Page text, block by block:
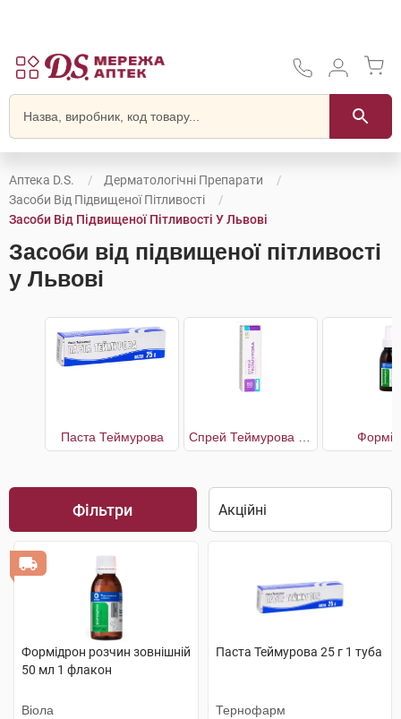
Аптека D.S.
Дерматологічні Препарати
Засоби Від Підвищеної Пітливості
Засоби Від Підвищеної Пітливості У Львові
Засоби від підвищеної пітливості
у Львові
Паста Теймурова
Фільтри
Формідрон розчин зовнішній
50 мл 1 флакон
Віола
Паста Теймурова 25 г 1 туба
Тернофарм